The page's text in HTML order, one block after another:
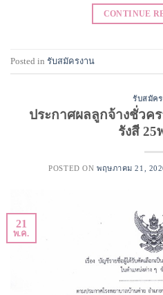
CONTINUE
Posted in รับสมัครงาน
รับสมัคร
ประกาศผลลูกจ้างชั่วค
รังสี 25
POSTED ON พฤษภาคม 21,
21
พ.ค.